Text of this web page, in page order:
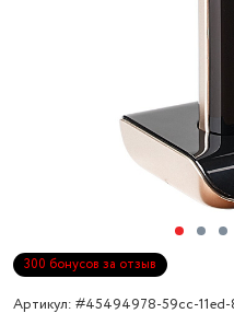
300 бонусов за отзыв
Артикул: #45494978-59cc-